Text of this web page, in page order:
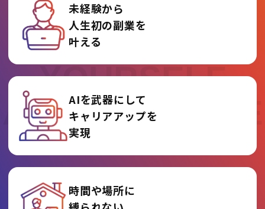
REINVENT
YOURSELF
AT AI COLLEGE
未経験から
人生初の副業を
叶える
AIを武器にして
キャリアアップを
実現
時間や場所に